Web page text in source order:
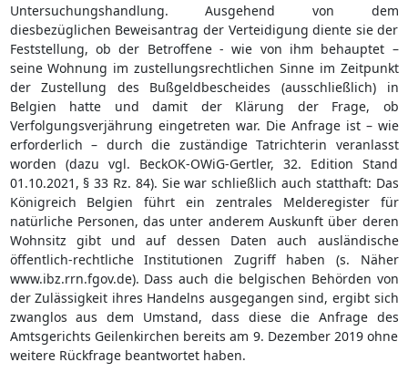
Untersuchungshandlung. Ausgehend von dem
diesbezüglichen Beweisantrag der Verteidigung diente sie der
Feststellung, ob der Betroffene - wie von ihm behauptet –
seine Wohnung im zustellungsrechtlichen Sinne im Zeitpunkt
der Zustellung des Bußgeldbescheides (ausschließlich) in
Belgien hatte und damit der Klärung der Frage, ob
Verfolgungsverjährung eingetreten war. Die Anfrage ist – wie
erforderlich – durch die zuständige Tatrichterin veranlasst
worden (dazu vgl. BeckOK-OWiG-Gertler, 32. Edition Stand
01.10.2021, § 33 Rz. 84). Sie war schließlich auch statthaft: Das
Königreich Belgien führt ein zentrales Melderegister für
natürliche Personen, das unter anderem Auskunft über deren
Wohnsitz gibt und auf dessen Daten auch ausländische
öffentlich-rechtliche Institutionen Zugriff haben (s. Näher
www.ibz.rrn.fgov.de). Dass auch die belgischen Behörden von
der Zulässigkeit ihres Handelns ausgegangen sind, ergibt sich
zwanglos aus dem Umstand, dass diese die Anfrage des
Amtsgerichts Geilenkirchen bereits am 9. Dezember 2019 ohne
weitere Rückfrage beantwortet haben.